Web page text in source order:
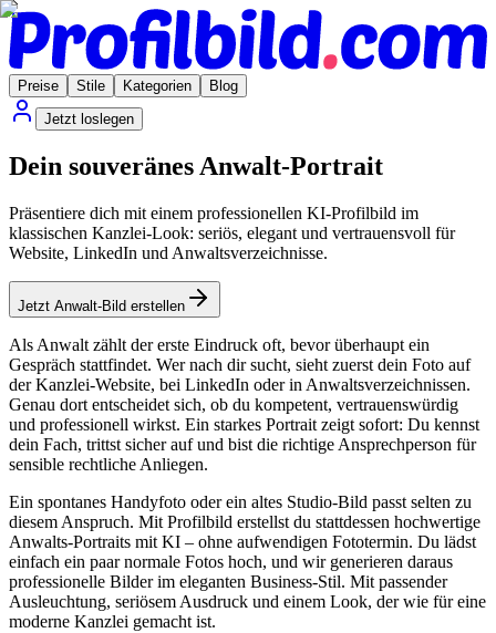
Preise Stile Kategorien
Blog
Jetzt loslegen
Dein souveränes Anwalt-Portrait
Präsentiere dich mit einem professionellen KI-Profilbild im
klassischen Kanzlei-Look: seriös, elegant und vertrauensvoll für
Website, LinkedIn und Anwaltsverzeichnisse.
Jetzt Anwalt-Bild erstellen
Als Anwalt zählt der erste Eindruck oft, bevor überhaupt ein
Gespräch stattfindet. Wer nach dir sucht, sieht zuerst dein Foto auf
der Kanzlei-Website, bei LinkedIn oder in Anwaltsverzeichnissen.
Genau dort entscheidet sich, ob du kompetent, vertrauenswürdig
und professionell wirkst. Ein starkes Portrait zeigt sofort: Du kennst
dein Fach, trittst sicher auf und bist die richtige Ansprechperson für
sensible rechtliche Anliegen.
Ein spontanes Handyfoto oder ein altes Studio-Bild passt selten zu
diesem Anspruch. Mit Profilbild erstellst du stattdessen hochwertige
Anwalts-Portraits mit KI – ohne aufwendigen Fototermin. Du lädst
einfach ein paar normale Fotos hoch, und wir generieren daraus
professionelle Bilder im eleganten Business-Stil. Mit passender
Ausleuchtung, seriösem Ausdruck und einem Look, der wie für eine
moderne Kanzlei gemacht ist.